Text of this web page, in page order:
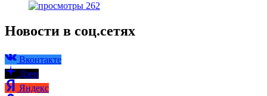
262
Новости в соц.сетях
Вконтакте
Дзен
Яндекс